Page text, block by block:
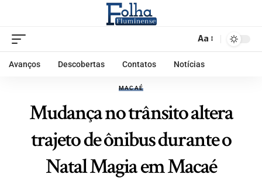
Aa
Avanços Descobertas Contatos Notícias
MACAÉ
Mudança no trânsito altera
trajeto de ônibus durante o
Natal Magia em Macaé